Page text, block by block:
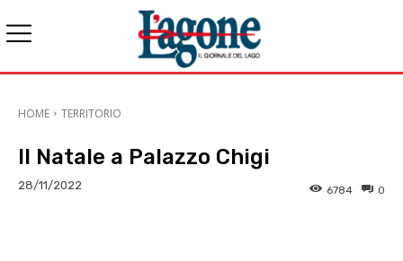
HOME TERRITORIO
Il Natale a Palazzo Chigi
28/11/2022 0
6784